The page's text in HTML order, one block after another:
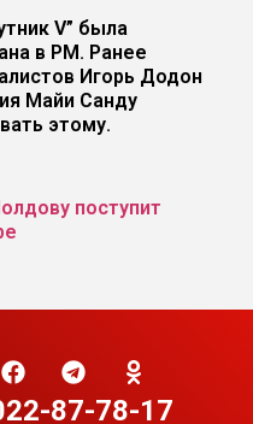
V” была
в РМ. Ранее
Игорь Додон
Майи Санду
этому.
поступит
87-78-17